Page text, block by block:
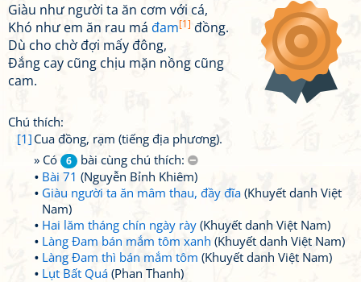
Giàu như người ta ăn cơm với cá,
Khó như em ăn rau má đam[1] đồng.
Dù cho chờ đợi mấy đông,
Đắng cay cũng chịu mặn nồng cũng
cam.
Chú thích:
[1] Cua đồng, rạm (tiếng địa phương).
» Có
6
bài cùng chú thích:
Bài 71 (Nguyễn Bỉnh Khiêm)
Giàu người ta ăn mâm thau, đầy đĩa (Khuyết danh Việt
Nam)
Hai lăm tháng chín ngày rày (Khuyết danh Việt Nam)
Làng Đam bán mắm tôm xanh (Khuyết danh Việt Nam)
Làng Đam thì bán mắm tôm (Khuyết danh Việt Nam)
Lụt Bất Quá (Phan Thanh)